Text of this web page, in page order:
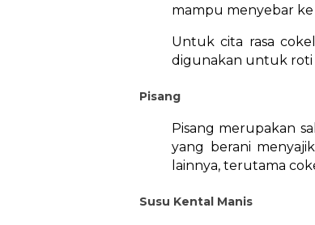
mampu menyebar
Untuk cita rasa
digunakan untuk roti
Pisang
Pisang merupakan
yang berani
lainnya, terutama
Susu Kental Manis